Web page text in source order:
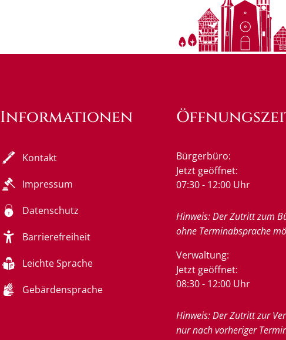
Informationen
Kontakt
Impressum
Datenschutz
Barrierefreiheit
Leichte Sprache
Gebärdensprache
Bürgerbüro:
Klicken, um weitere
Jetzt geöffnet:
07:30- 12:00 Uhr
Hinweis: Der Zutritt zum
ohne Terminabsprache
Verwaltung:
Klicken, um weitere
Jetzt geöffnet:
08:30- 12:00 Uhr
Hinweis: Der Zutritt zur
nur nach vorheriger